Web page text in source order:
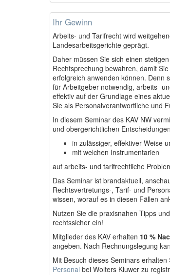
Ihr Gewinn
Arbeits- und Tarifrecht wird
Landesarbeitsgerichte geprägt.
Daher müssen Sie sich einen
Rechtsprechung bewahren, damit
erfolgreich anwenden können. Denn
für Arbeitgeber notwendig, arbeits-
effektiv auf der Grundlage eines
Sie als Personalverantwortliche und
In diesem Seminar des KAV NW
und obergerichtlichen
in zulässiger, effektiver Weise
mit welchen Instrumentarien
auf arbeits- und tarifrechtliche
Das Seminar ist brandaktuell,
Rechtsvertretungs-, Tarif- und
wissen, worauf es in diesen Fällen
Nutzen Sie die praxisnahen Tipps
rechtssicher ein!
Mitglieder des KAV erhalten 10 %
angeben. Nach Rechnungslegung
Mit Besuch dieses Seminars
Personal bei Wolters Kluwer zu